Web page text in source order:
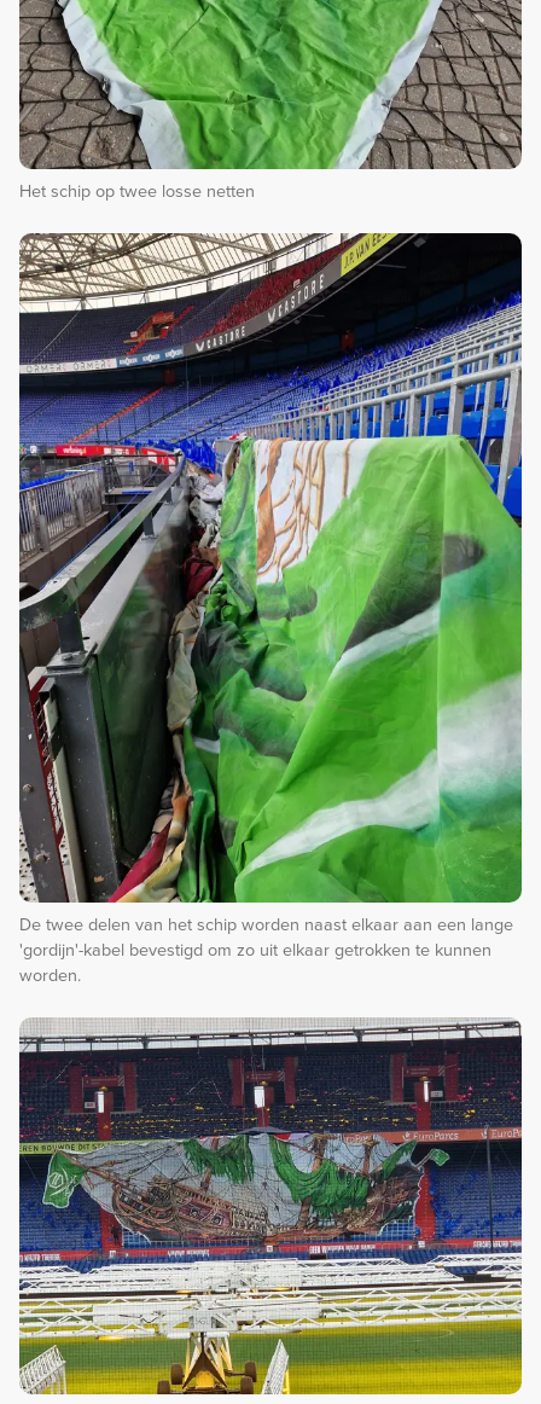
Het schip op twee losse netten
De twee delen van het schip worden naast elkaar aan een lange
'gordijn'-kabel bevestigd om zo uit elkaar getrokken te kunnen
worden.